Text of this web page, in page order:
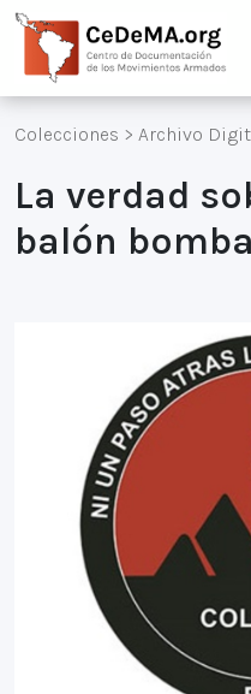
Colecciones > Archivo
La verdad
balón bomba